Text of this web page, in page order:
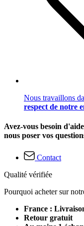
Nous travaillons
respect de notre
Avez-vous besoin
nous poser vos
Contact
Qualité vérifiée
Pourquoi acheter sur
France :
Retour gratuit